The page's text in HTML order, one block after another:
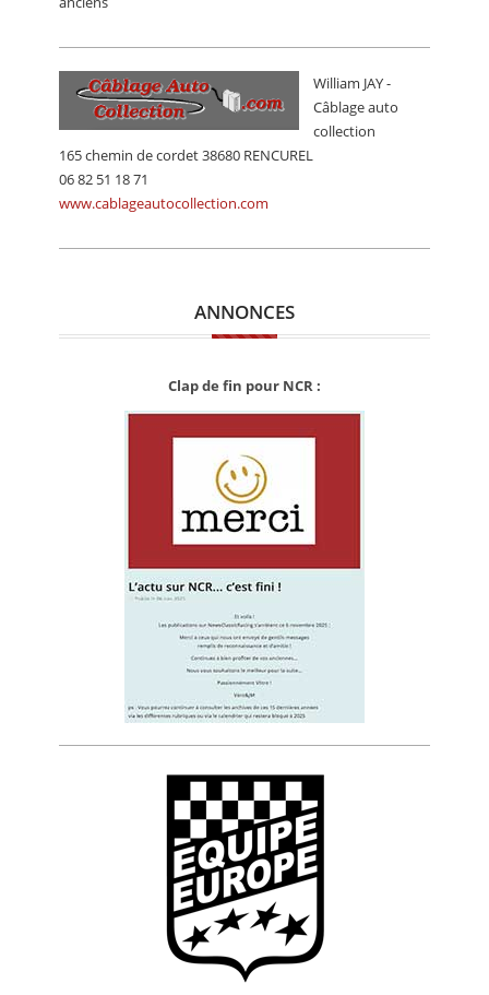
VIDEO
ANNUAIRES
PETITES ANNONCES
William JAY -
Câblage auto
collection
165 chemin de cordet 38680 RENCUREL
06 82 51 18 71
www.cablageautocollection.com
ANNONCES
Clap de fin pour NCR :